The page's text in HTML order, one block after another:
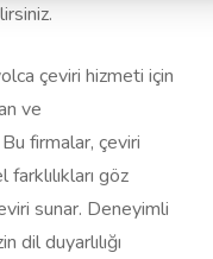
çeviri hizmeti için
ve
firmalar, çeviri
göz
sunar. Deneyimli
dil duyarlılığı